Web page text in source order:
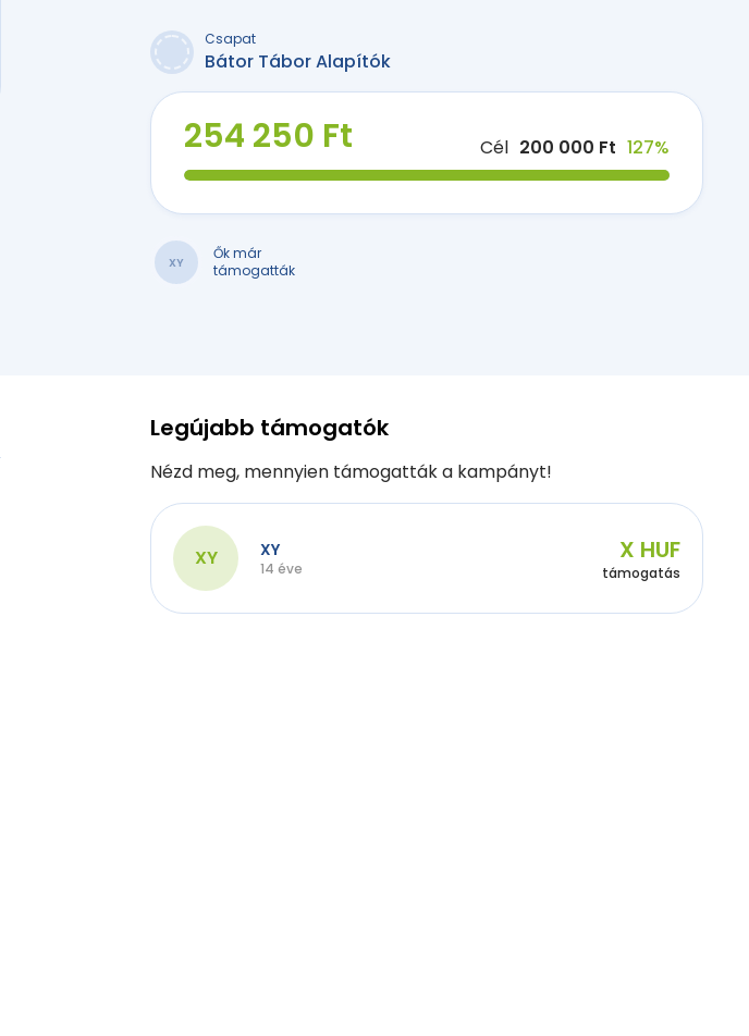
Csapat
Bátor Tábor Alapítók
254 250 Ft Cél 200 000 Ft 127%
XY
Ők már
támogatták
Legújabb támogatók
Nézd meg, mennyien támogatták a kampányt!
XY XY
14 éve
X HUF
támogatás